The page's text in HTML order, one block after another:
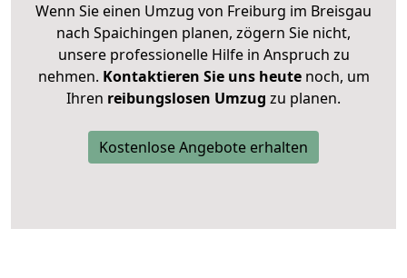
Wenn Sie einen Umzug von Freiburg im Breisgau
nach Spaichingen planen, zögern Sie nicht,
unsere professionelle Hilfe in Anspruch zu
nehmen. Kontaktieren Sie uns heutenoch, um
Ihren reibungslosen Umzug zu planen.
Kostenlose Angebote erhalten